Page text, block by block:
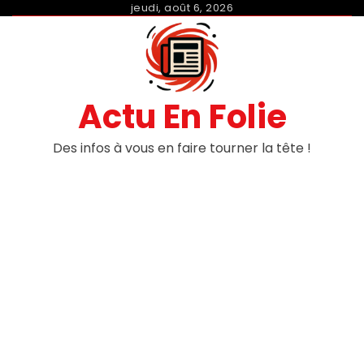
jeudi, août 6, 2026
Actu En Folie
Des infos à vous en faire tourner la tête !